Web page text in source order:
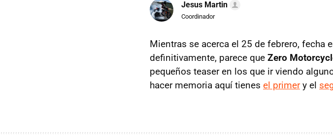
Jesus Martin
Coordinador
Mientras se acerca el 25 de febrero, fecha
definitivamente, parece que Zero
pequeños teaser en los que ir viendo
hacer memoria aquí tienes el primery el